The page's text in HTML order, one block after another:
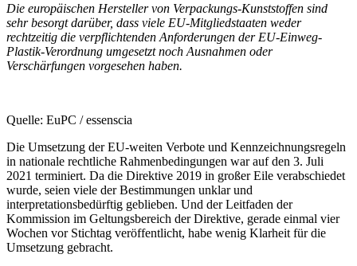
Die europäischen Hersteller von Verpackungs-Kunststoffen sind
sehr besorgt darüber, dass viele EU-Mitgliedstaaten weder
rechtzeitig die verpflichtenden Anforderungen der EU-Einweg-
Plastik-Verordnung umgesetzt noch Ausnahmen oder
Verschärfungen vorgesehen haben.
Quelle: EuPC / essenscia
Die Umsetzung der EU-weiten Verbote und Kennzeichnungsregeln
in nationale rechtliche Rahmenbedingungen war auf den 3. Juli
2021 terminiert. Da die Direktive 2019 in großer Eile verabschiedet
wurde, seien viele der Bestimmungen unklar und
interpretationsbedürftig geblieben. Und der Leitfaden der
Kommission im Geltungsbereich der Direktive, gerade einmal vier
Wochen vor Stichtag veröffentlicht, habe wenig Klarheit für die
Umsetzung gebracht.